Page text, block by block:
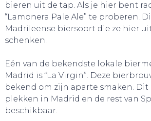
bieren uit de tap. Als je hier bent
“Lamonera Pale Ale” te proberen.
Madrileense biersoort die ze hier
schenken.
Eén van de bekendste lokale
Madrid is “La Virgin”. Deze
bekend om zijn aparte smaken. Dit
plekken in Madrid en de rest van
beschikbaar.